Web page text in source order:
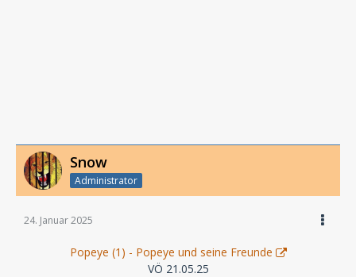
Snow
Administrator
24. Januar 2025
Popeye (1) - Popeye und seine Freunde
VÖ 21.05.25